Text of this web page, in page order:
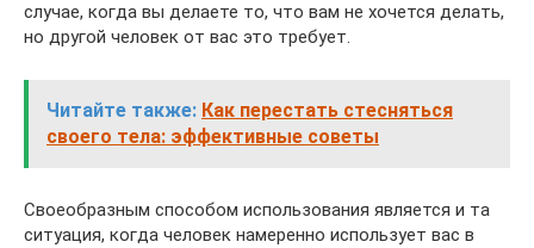
случае, когда вы делаете то, что вам не хочется делать,
но другой человек от вас это требует.
Читайте также: Как перестать стесняться
своего тела: эффективные советы
Своеобразным способом использования является и та
ситуация, когда человек намеренно использует вас в